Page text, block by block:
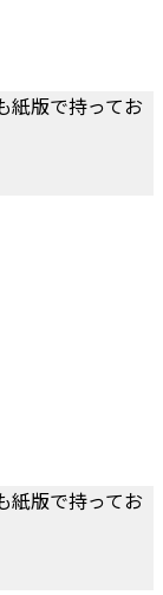
紙版で持ってお
紙版で持ってお